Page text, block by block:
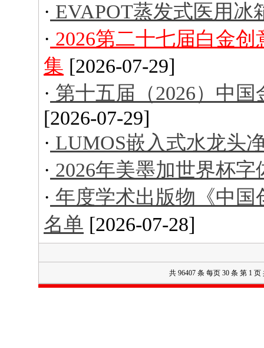
· EVAPOT蒸发式医用冰
· 2026第二十七届白金
集 [2026-07-29]
· 第十五届（2026）中
[2026-07-29]
· LUMOS嵌入式水龙头
· 2026年美墨加世界杯字
· 年度学术出版物《中国
名单 [2026-07-28]
共 96407 条 每页 30 条 第 1